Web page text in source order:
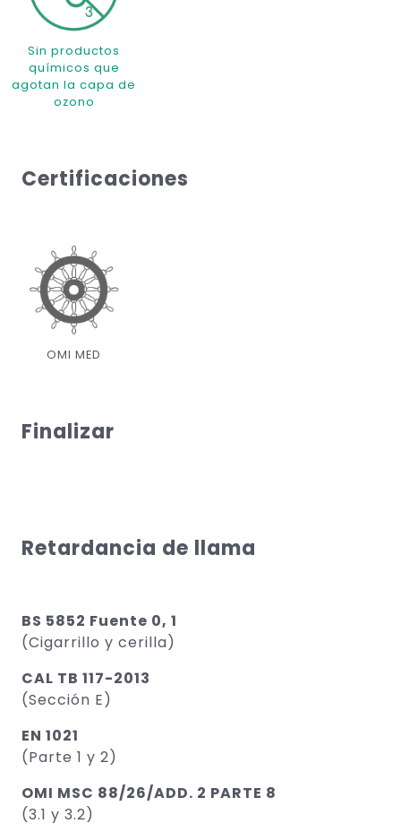
Sin productos
químicos que
agotan la capa de
ozono
Certificaciones
OMI MED
Finalizar
Retardancia de llama
BS 5852 Fuente 0, 1
(Cigarrillo y cerilla)
CAL TB 117-2013
(Sección E)
EN 1021
(Parte 1 y 2)
OMI MSC 88/26/ADD. 2 PARTE 8
(3.1 y 3.2)